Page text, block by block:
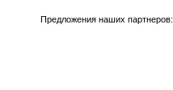
Предложения наших партнеров: